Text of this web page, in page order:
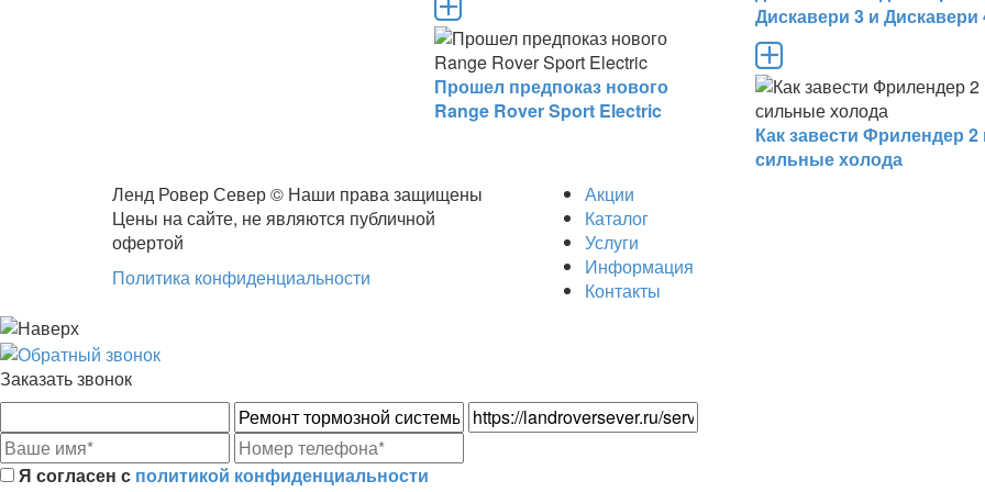
Прошел предпоказ нового
Range Rover Sport Electric
Дискавери 3 и Дискавери
Как завести Фрилендер 2
сильные холода
Ленд Ровер Север © Наши права защищены
Цены на сайте, не являются публичной
офертой
Политика конфиденциальности
Акции
Каталог
Услуги
Информация
Контакты
Заказать звонок
Я согласен с политикой конфиденциальности